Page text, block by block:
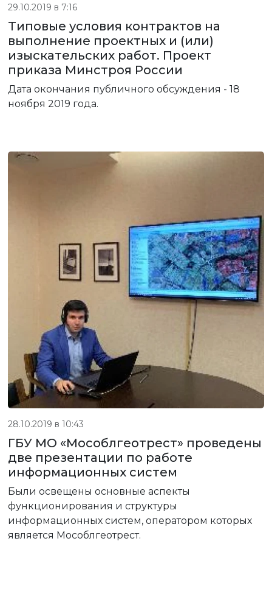
Типовые условия контрактов на
выполнение проектных и (или)
изыскательских работ. Проект
приказа Минстроя России
Дата окончания публичного обсуждения - 18
ноября 2019 года.
29.10.2019 в 7:16
ГБУ МО «Мособлгеотрест» проведены
две презентации по работе
информационных систем
Были освещены основные аспекты
функционирования и структуры
информационных систем, оператором которых
является Мособлгеотрест.
28.10.2019 в 10:43